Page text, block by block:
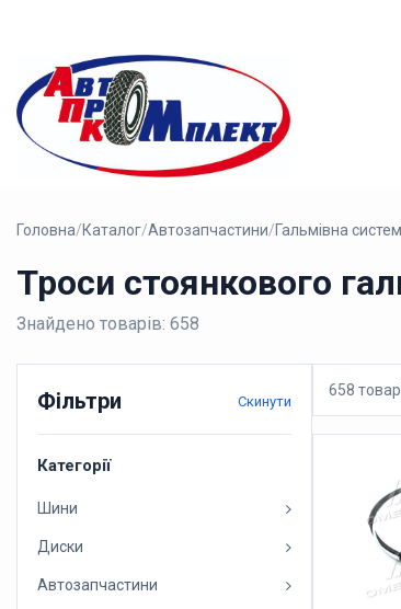
Головна/Каталог/Автозапчастини/Гальмівна
Троси стоянкового
Знайдено товарів: 658
Фільтри Скинути
Категорії
Шини
Диски
Автозапчастини
658